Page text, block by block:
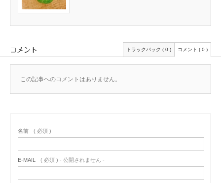
コメント トラックバック ( 0 ) コメント ( 0 )
この記事へのコメントはありません。
名前 ( 必須 )
E-MAIL ( 必須 ) - 公開されません -